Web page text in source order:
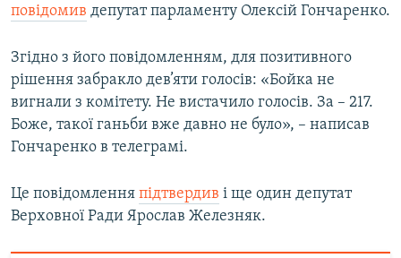
Усі сайти RFE/RL
повідомив депутат парламенту Олексій Гончаренко.
Згідно з його повідомленням, для позитивного
рішення забракло дев’яти голосів: «Бойка не
вигнали з комітету. Не вистачило голосів. За – 217.
Боже, такої ганьби вже давно не було», – написав
Гончаренко в телеграмі.
Це повідомлення підтвердив і ще один депутат
Верховної Ради Ярослав Железняк.